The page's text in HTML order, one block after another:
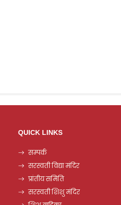
QUICK LINKS
सम्पर्क
सरस्वती विद्या मंदिर
प्रांतीय समिति
सरस्वती शिशु मंदिर